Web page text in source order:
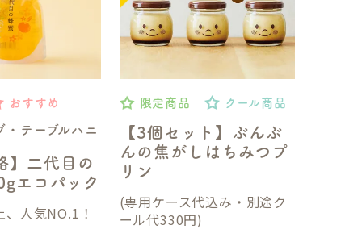
おすすめ
・テーブルハニ
】二代目の
エコパック
人気NO.1！
限定商品 クール商品
【3個セット】ぶんぶ
んの焦がしはちみつプ
リン
(専用ケース代込み・別途ク
ール代330円)